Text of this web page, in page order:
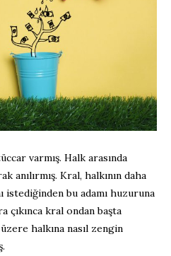
varmış. Halk arasında
anılırmış. Kral, halkının daha
istediğinden bu adamı huzuruna
çıkınca kral ondan başta
halkına nasıl zengin